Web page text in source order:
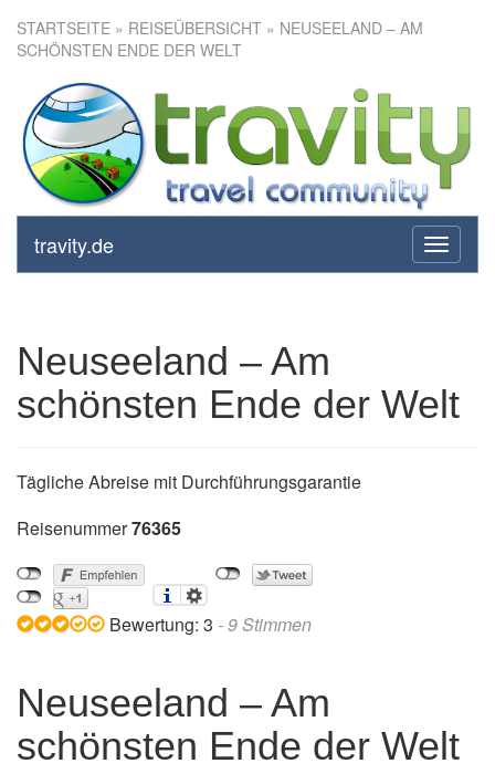
STARTSEITE » REISEÜBERSICHT » NEUSEELAND – AM
SCHÖNSTEN ENDE DER WELT
toggle
travity.de
Neuseeland – Am schönsten
Ende der Welt
Neuseeland – Am
schönsten Ende der Welt
Tägliche Abreise mit Durchführungsgarantie
Reisenummer76365
Bewertung: 3 -9Stimmen
Neuseeland – Am
schönsten Ende der Welt